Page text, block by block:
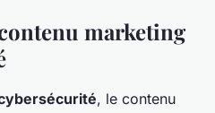
marketing
, le contenu